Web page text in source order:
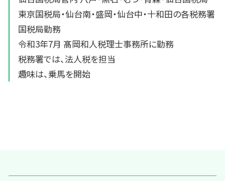
東京国税局・仙台南・盛岡・仙台中・十和田の各税務署
国税局勤務
令和3年7月 髙岡和人税理士事務所に勤務
税務署では、法人税を担当
趣味は、乗馬を開始